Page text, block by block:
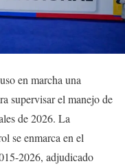
en marcha una
supervisar el manejo de
de 2026. La
se enmarca en el
2026, adjudicado